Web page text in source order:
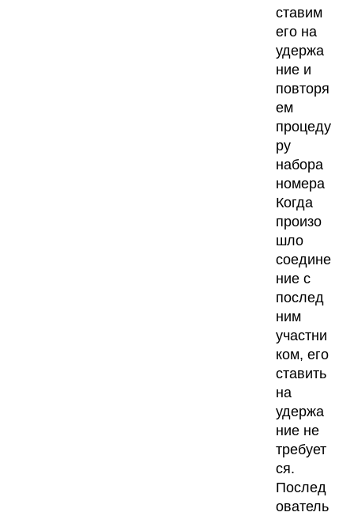
ставим
его на
удержа
ние и
повторя
ем
процеду
ру
набора
номера
Когда
произо
шло
соедине
ние с
послед
ним
участни
ком, его
ставить
на
удержа
ние не
требует
ся.
Послед
ователь